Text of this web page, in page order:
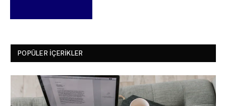
POPÜLER İÇERIKLER